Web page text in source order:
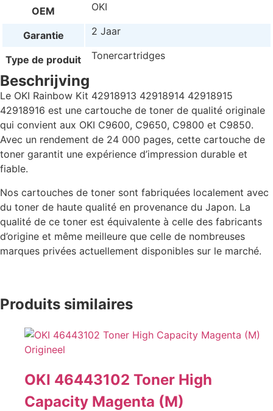
OEM OKI
Garantie 2 Jaar
Type de produit Tonercartridges
Beschrijving
Le OKI Rainbow Kit 42918913 42918914 42918915
42918916 est une cartouche de toner de qualité originale
qui convient aux OKI C9600, C9650, C9800 et C9850.
Avec un rendement de 24 000 pages, cette cartouche de
toner garantit une expérience d’impression durable et
fiable.
Nos cartouches de toner sont fabriquées localement avec
du toner de haute qualité en provenance du Japon. La
qualité de ce toner est équivalente à celle des fabricants
d’origine et même meilleure que celle de nombreuses
marques privées actuellement disponibles sur le marché.
Produits similaires
OKI 46443102 Toner High
Capacity Magenta (M)